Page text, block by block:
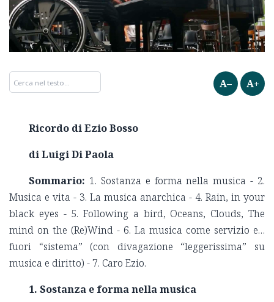
A– A+
Ricordo di Ezio Bosso
di Luigi Di Paola
Sommario: 1. Sostanza e forma nella musica - 2.
Musica e vita - 3. La musica anarchica - 4. Rain, in your
black eyes - 5. Following a bird, Oceans, Clouds, The
mind on the (Re)Wind - 6. La musica come servizio e…
fuori “sistema” (con divagazione “leggerissima” su
musica e diritto) - 7. Caro Ezio.
1. Sostanza e forma nella musica